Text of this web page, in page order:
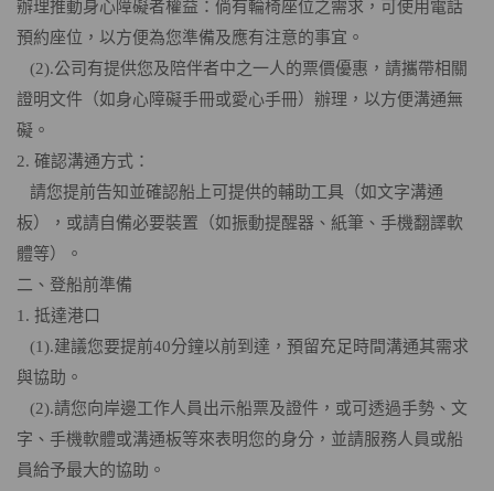
辦理推動身心障礙者權益：倘有輪椅座位之需求，可使用電話
預約座位，以方便為您準備及應有注意的事宜。
(2).公司有提供您及陪伴者中之一人的票價優惠，請攜帶相關
證明文件（如身心障礙手冊或愛心手冊）辦理，以方便溝通無
礙。
2. 確認溝通方式：
請您提前告知並確認船上可提供的輔助工具（如文字溝通
板），或請自備必要裝置（如振動提醒器、紙筆、手機翻譯軟
體等）。
二、登船前準備
1. 抵達港口
(1).建議您要提前40分鐘以前到達，預留充足時間溝通其需求
與協助。
(2).請您向岸邊工作人員出示船票及證件，或可透過手勢、文
字、手機軟體或溝通板等來表明您的身分，並請服務人員或船
員給予最大的協助。